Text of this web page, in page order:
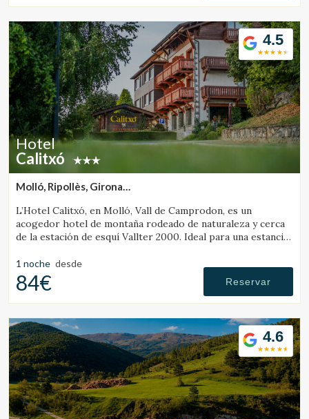
4.5
Hotel
Calitxó
Molló, Ripollès, Girona
L’Hotel Calitxó, en Molló, Vall de Camprodon, es un
acogedor hotel de montaña rodeado de naturaleza y cerca
de la estación de esquí Vallter 2000. Ideal para una estancia
1 noche desde
84€ Reservar
4.6